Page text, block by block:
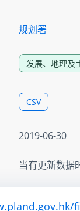
规划署
发展、地理及
CSV
2019-06-30
当有更新数据